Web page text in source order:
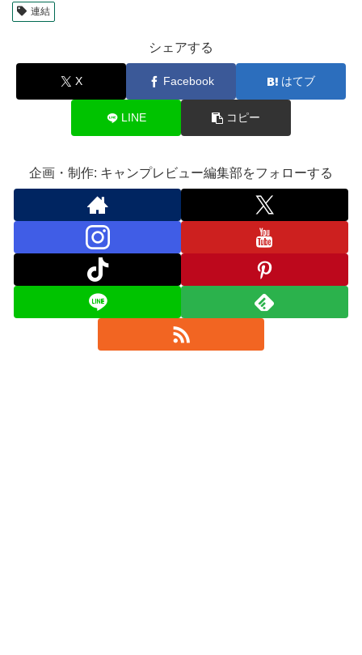
連結
シェアする
X Facebook はてブ
LINE コピー
企画・制作: キャンプレビュー編集部をフォローする